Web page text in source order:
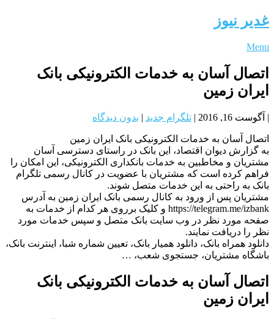
غدیر نیوز
Menu
اتصال آسان به خدمات الکترونیکی بانک
ایران زمین
| آگوست 16, 2016 | تلگرام جدید | بدون دیدگاه
اتصال آسان به خدمات الکترونیکی بانک ایران زمین
به گزارش دیوان اقتصاد، این بانک در راستای دسترسی آسان
مشتریان و مخاطبین به خدمات بانکداری الکترونیکی، این امکان را
فراهم کرده است که مشتریان با عضویت در کانال رسمی تلگرام
بانک به راحتی به این خدمات متصل شوند.
مشتریان پس از ورود به کانال رسمی بانک ایران زمین به آدرس
https://telegram.me/izbank و کلیک برروی هر کدام از خدمات به
صفحه مورد نظر در وب سایت بانک متصل و سپس خدمات مورد
نظر را دریافت نمایند.
دانلود همراه بانک، دانلود همیار بانک، تعیین شماره شبا، اینترنت بانک،
باشگاه مشتریان، جستجوی شعب، …
اتصال آسان به خدمات الکترونیکی بانک
ایران زمین